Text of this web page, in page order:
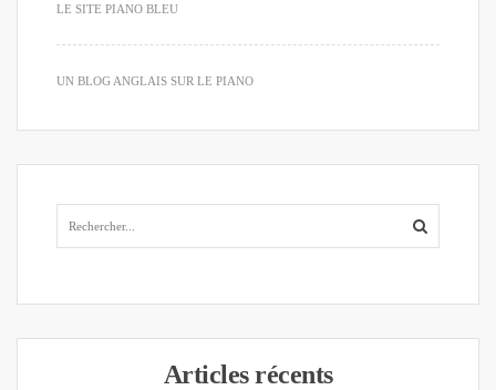
LE SITE PIANO BLEU
UN BLOG ANGLAIS SUR LE PIANO
Articles récents